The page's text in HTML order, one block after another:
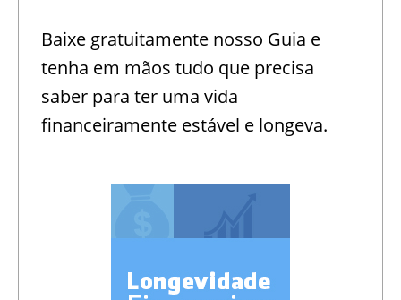
Baixe gratuitamente nosso Guia e
tenha em mãos tudo que precisa
saber para ter uma vida
financeiramente estável e longeva.